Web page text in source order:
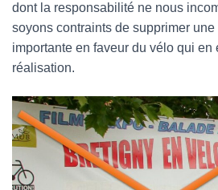
dont la responsabilité ne nous
soyons contraints de supprimer
importante en faveur du vélo qui en
réalisation.